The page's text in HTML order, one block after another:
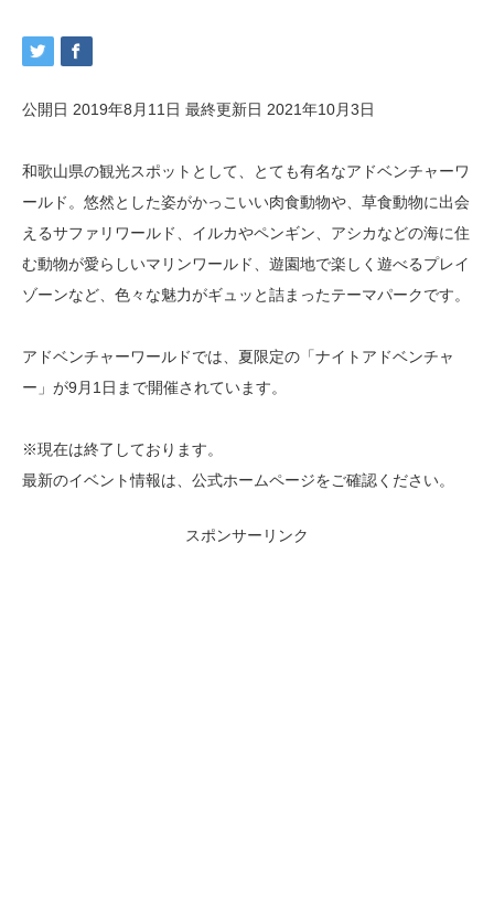
公開日 2019年8月11日 最終更新日 2021年10月3日
和歌山県の観光スポットとして、とても有名なアドベンチャーワ
ールド。悠然とした姿がかっこいい肉食動物や、草食動物に出会
えるサファリワールド、イルカやペンギン、アシカなどの海に住
む動物が愛らしいマリンワールド、遊園地で楽しく遊べるプレイ
ゾーンなど、色々な魅力がギュッと詰まったテーマパークです。
アドベンチャーワールドでは、夏限定の「ナイトアドベンチャ
ー」が9月1日まで開催されています。
※現在は終了しております。
最新のイベント情報は、公式ホームページをご確認ください。
スポンサーリンク